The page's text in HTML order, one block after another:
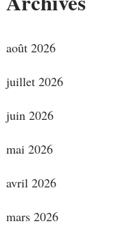
août 2026
juillet 2026
juin 2026
mai 2026
avril 2026
mars 2026